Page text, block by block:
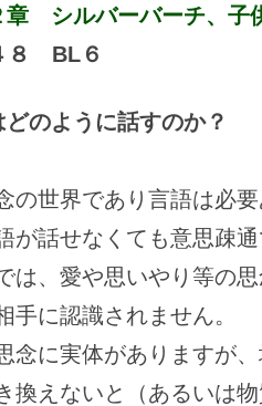
章 シルバーバーチ、子
８ BL６
のように話すのか？
の世界であり言語は必
が話せなくても意思疎
は、愛や思いやり等の
手に認識されません。
念に実体がありますが
換えないと（あるいは